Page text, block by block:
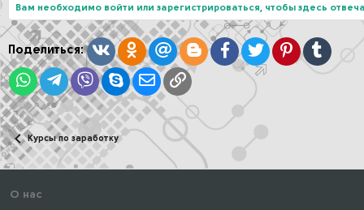
ц
и
и
:
Вам необходимо войти или зарегистрироваться, чтобы здесь
Поделиться: ВконтактеОдноклассники
Mail.ruBloggerFacebook
TwitterPinterestTumblr
WhatsAppTelegram
Viber SkypeЭлектронная почта
Ссылка
Курсы по заработку
О нас